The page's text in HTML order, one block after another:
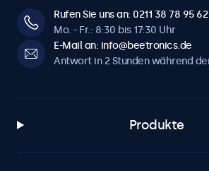
Rufen Sie uns an: 0211 38 78 95 62
Mo. - Fr.: 8:30 bis 17:30 Uhr
E-Mail an: info@beetronics.de
Antwort in 2 Stunden während
Produkte